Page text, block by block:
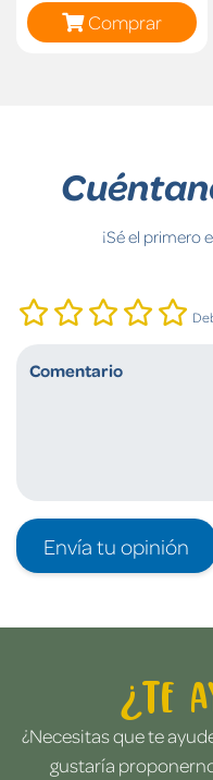
Comprar
¡Sé el primero
Envía tu opinión
¿Te
¿Necesitas que te
gustaría